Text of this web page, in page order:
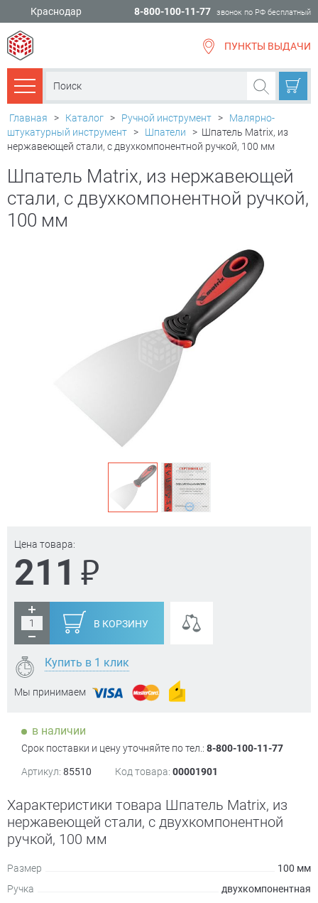
Краснодар 8-800-100-11-77 звонок по РФ бесплатный
ПУНКТЫ ВЫДАЧИ
Каталог товаров
Главная > Каталог > Ручной инструмент >
Малярно-
штукатурный инструмент > Шпатели > Шпатель Matrix, из
нержавеющей стали, с двухкомпонентной ручкой, 100 мм
Шпатель Matrix, из нержавеющей
стали, с двухкомпонентной ручкой,
100 мм
Цена товара:
211 ₽
В КОРЗИНУ
Купить в 1 клик
Мы принимаем
в наличии
Срок поставки и цену уточняйте по тел.: 8-800-100-11-77
Артикул: 85510 Код товара: 00001901
Характеристики товара Шпатель Matrix, из
нержавеющей стали, с двухкомпонентной
ручкой, 100 мм
Размер
100 мм
Ручка
двухкомпонентная